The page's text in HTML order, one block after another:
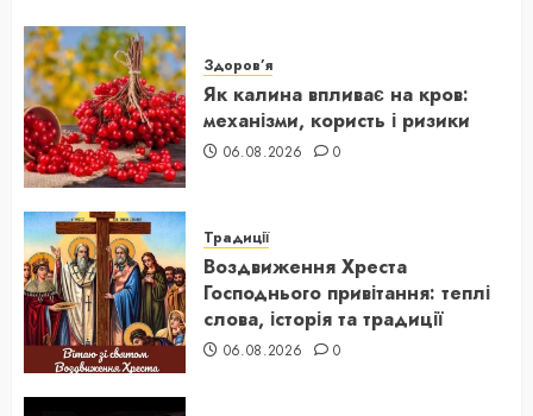
Здоров’я
Як калина впливає на кров:
механізми, користь і ризики
06.08.2026 0
Традиції
Воздвиження Хреста
Господнього привітання: теплі
слова, історія та традиції
06.08.2026 0